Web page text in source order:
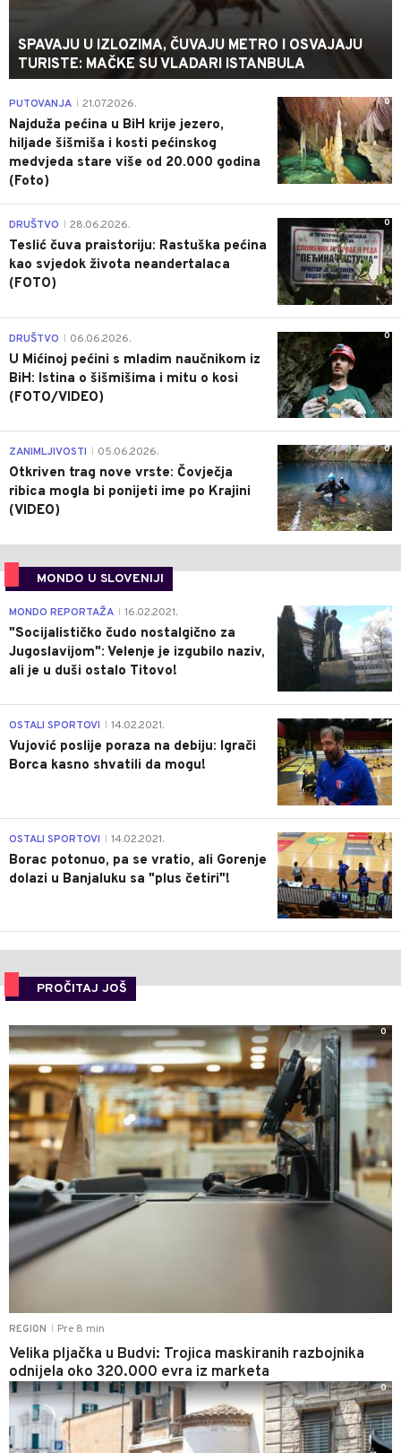
SPAVAJU U IZLOZIMA, ČUVAJU METRO I OSVAJAJU
TURISTE: MAČKE SU VLADARI ISTANBULA
0
PUTOVANJA 21.07.2026.
Najduža pećina u BiH krije jezero,
hiljade šišmiša i kosti pećinskog
medvjeda stare više od 20.000 godina
(Foto)
0
DRUŠTVO 28.06.2026.
Teslić čuva praistoriju: Rastuška pećina
kao svjedok života neandertalaca
(FOTO)
0
DRUŠTVO 06.06.2026.
U Mićinoj pećini s mladim naučnikom iz
BiH: Istina o šišmišima i mitu o kosi
(FOTO/VIDEO)
0
ZANIMLJIVOSTI 05.06.2026.
Otkriven trag nove vrste: Čovječja
ribica mogla bi ponijeti ime po Krajini
(VIDEO)
MONDO U SLOVENIJI
4
MONDO REPORTAŽA 16.02.2021.
"Socijalističko čudo nostalgično za
Jugoslavijom": Velenje je izgubilo naziv,
ali je u duši ostalo Titovo!
1
OSTALI SPORTOVI 14.02.2021.
Vujović poslije poraza na debiju: Igrači
Borca kasno shvatili da mogu!
3
OSTALI SPORTOVI 14.02.2021.
Borac potonuo, pa se vratio, ali Gorenje
dolazi u Banjaluku sa "plus četiri"!
PROČITAJ JOŠ
REGION Pre 8 min
Velika pljačka u Budvi: Trojica maskiranih razbojnika
odnijela oko 320.000 evra iz marketa
0
0